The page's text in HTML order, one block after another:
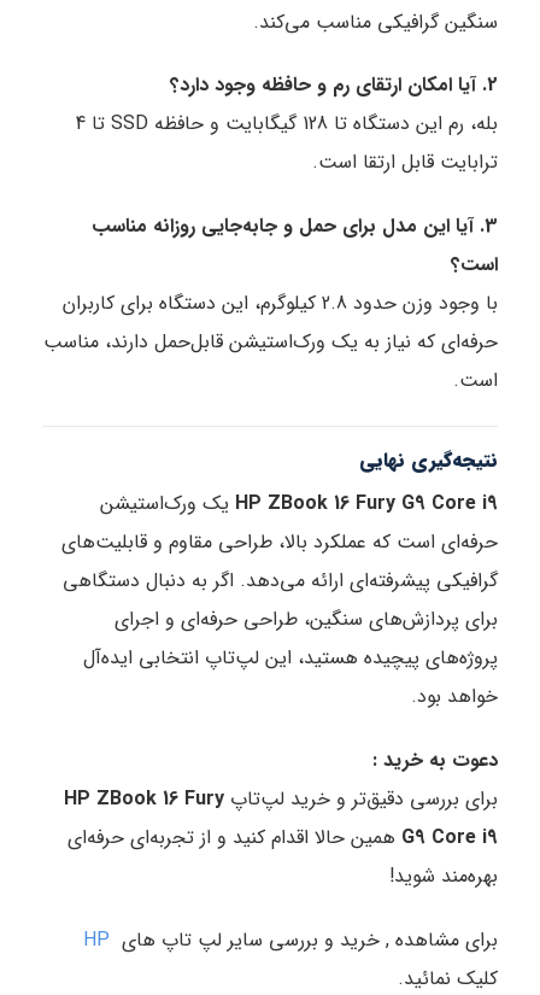
سنگین گرافیکی مناسب می‌کند.
2. آیا امکان ارتقای رم و حافظه وجود دارد؟
بله، رم این دستگاه تا 128 گیگابایت و حافظه SSD تا 4
ترابایت قابل ارتقا است.
3. آیا این مدل برای حمل و جابه‌جایی روزانه مناسب
است؟
با وجود وزن حدود 2.8 کیلوگرم، این دستگاه برای کاربران
حرفه‌ای که نیاز به یک ورک‌استیشن قابل‌حمل دارند، مناسب
است.
نتیجه‌گیری نهایی
HP ZBook 16 Fury G9 Core i9 یک ورک‌استیشن
حرفه‌ای است که عملکرد بالا، طراحی مقاوم و قابلیت‌های
گرافیکی پیشرفته‌ای ارائه می‌دهد. اگر به دنبال دستگاهی
برای پردازش‌های سنگین، طراحی حرفه‌ای و اجرای
پروژه‌های پیچیده هستید، این لپ‌تاپ انتخابی ایده‌آل
خواهد بود.
دعوت به خرید :
برای بررسی دقیق‌تر و خرید لپ‌تاپ HP ZBook 16 Fury
G9 Core i9 همین حالا اقدام کنید و از تجربه‌ای حرفه‌ای
بهره‌مند شوید!
برای مشاهده , خرید و بررسی سایر لپ تاپ های
کلیک نمائید.